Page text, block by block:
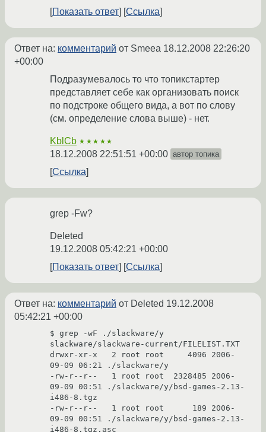
Показать ответ
Ссылка
Ответ на: комментарий от Smeea 18.12.2008 22:26:20
+00:00
Подразумевалось то что топикстартер
представляет себе как организовать поиск
по подстроке общего вида, а вот по слову
(см. определение слова выше) - нет.
KblCb ★★★★★
18.12.2008 22:51:51 +00:00 автор топика
Ссылка
grep -Fw?
Deleted
19.12.2008 05:42:21 +00:00
Показать ответ
Ссылка
Ответ на: комментарий от Deleted 19.12.2008
05:42:21 +00:00
$ grep -wF ./slackware/y
slackware/slackware-current/FILELIST.TXT
drwxr-xr-x   2 root root     4096 2006-
09-09 06:21 ./slackware/y
-rw-r--r--   1 root root  2328485 2006-
09-09 00:51 ./slackware/y/bsd-games-2.13-
i486-8.tgz
-rw-r--r--   1 root root      189 2006-
09-09 00:51 ./slackware/y/bsd-games-2.13-
i486-8.tgz.asc